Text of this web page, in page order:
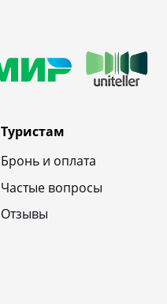
Туристам
Бронь и оплата
Частые вопросы
Отзывы